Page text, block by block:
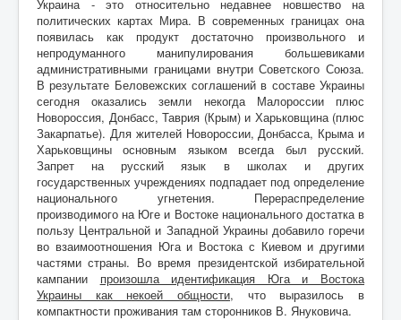
Украина - это относительно недавнее новшество на
политических картах Мира. В современных границах она
появилась как продукт достаточно произвольного и
непродуманного манипулирования большевиками
административными границами внутри Советского Союза.
В результате Беловежских соглашений в составе Украины
сегодня оказались земли некогда Малороссии плюс
Новороссия, Донбасс, Таврия (Крым) и Харьковщина (плюс
Закарпатье). Для жителей Новороссии, Донбасса, Крыма и
Харьковщины основным языком всегда был русский.
Запрет на русский язык в школах и других
государственных учреждениях подпадает под определение
национального угнетения. Перераспределение
производимого на Юге и Востоке национального достатка в
пользу Центральной и Западной Украины добавило горечи
во взаимоотношения Юга и Востока с Киевом и другими
частями страны. Во время президентской избирательной
кампании произошла идентификация Юга и Востока
Украины как некоей общности, что выразилось в
компактности проживания там сторонников В. Януковича.